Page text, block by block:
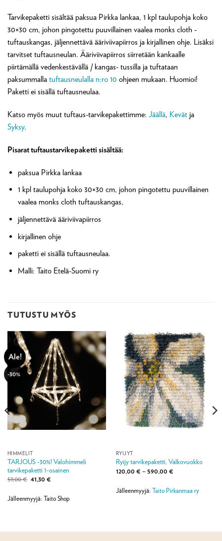
Tarvikepaketti sisältää paksua Pirkka lankaa, 1 kpl taulupohja koko
30×30 cm, johon pingotettu puuvillainen vaalea monks cloth -
tuftauskangas, jäljennettävä ääriviivapiirros ja kirjallinen ohje. Lisäksi
tarvitset tuftausneulan. Ääriviivapiirros siirretään kankaalle
piirtämällä vedenkestävällä / kangas- tussilla ja tuftataan
paksummalla tuftausneulalla n:ro 10 ohjeen mukaan. Huomioi!
Paketti ei sisällä tuftausneulaa.
Katso myös muut tuftaus-tarvikepakettimme: Jäällä, Kevät ja
Syksy.
Pisarat tuftaustarvikepaketti sisältää:
paksua Pirkka lankaa
1 kpl taulupohja koko 30×30 cm, johon pingotettu puuvillainen
vaalea monks cloth tuftauskangas,
jäljennettävä ääriviivapiirros
kirjallinen ohje
paketti ei sisällä tuftausneulaa.
Malli: Taito Etelä-Suomi ry
TUTUSTU MYÖS
Ale!
-30%
HIMMELIT
TARJOUS -30%! Valohimmeli
tarvikepaketti 1-osainen
59,00€ Alkuperäinen
hinta
59,00 €.
41,30 €Nykyinen
41,30 €.
Jälleenmyyjä: Taito Shop
RYIJYT
Ryijy tarvikepaketti, Valkovuokko
120,00 € – 590,00 €Hintaluokka:
590,00 €
Jälleenmyyjä: Taito Pirkanmaa ry